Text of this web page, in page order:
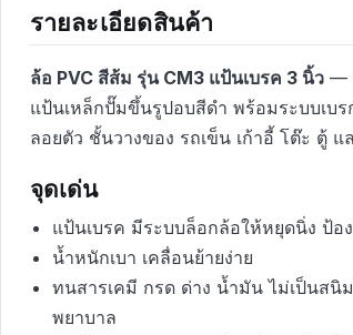
รายละเอียดสินค้า
ล้อ PVC สีส้ม รุ่น CM3 แป้นเบรค 3 นิ้ว—
แป้นเหล็กปั๊มขึ้นรูปอบสีดำ พร้อมระบบเบร
ลอยตัว ชั้นวางของ รถเข็น เก้าอี้ โต๊ะ ตู้
จุดเด่น
แป้นเบรค มีระบบล็อกล้อให้หยุดนิ่ง ป้อ
น้ำหนักเบา เคลื่อนย้ายง่าย
ทนสารเคมี กรด ด่าง น้ำมัน ไม่เป็นสนิ
พยาบาล